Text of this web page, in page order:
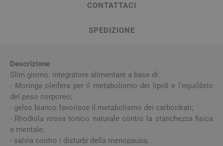
CONTATTACI
SPEDIZIONE
Descrizione
Slim giorno: integratore alimentare a base di:
- Moringa oleifera per il metabolismo dei lipidi e l'equilibrio
del peso corporeo;
- gelso bianco favorisce il metabolismo dei carboidrati;
- Rhodiola rosea tonico naturale contro la stanchezza fisica
e mentale;
- salvia contro i disturbi della menopausa;